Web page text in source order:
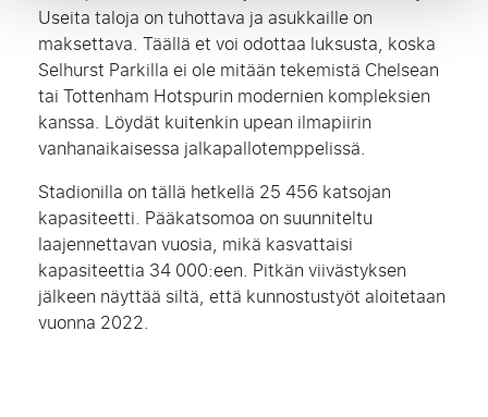
Useita taloja on tuhottava ja asukkaille on
maksettava. Täällä et voi odottaa luksusta, koska
Selhurst Parkilla ei ole mitään tekemistä Chelsean
tai Tottenham Hotspurin modernien kompleksien
kanssa. Löydät kuitenkin upean ilmapiirin
vanhanaikaisessa jalkapallotemppelissä.
Stadionilla on tällä hetkellä 25 456 katsojan
kapasiteetti. Pääkatsomoa on suunniteltu
laajennettavan vuosia, mikä kasvattaisi
kapasiteettia 34 000:een. Pitkän viivästyksen
jälkeen näyttää siltä, että kunnostustyöt aloitetaan
vuonna 2022.